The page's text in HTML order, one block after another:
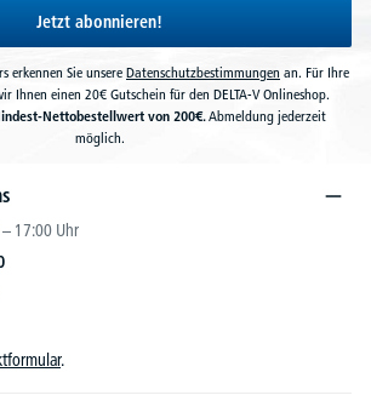
Jetzt abonnieren!
erkennen Sie unsereDatenschutzbestimmungen an. Für Ihre
Ihnen einen 20€ Gutschein für den DELTA-V Onlineshop.
Nettobestellwert von 200€.Abmeldung jederzeit
möglich.
17:00 Uhr
.